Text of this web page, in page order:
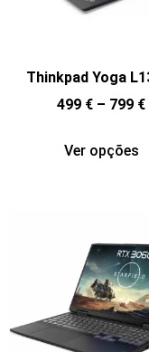
Thinkpad Yoga
499 € – 799 €
Ver opções